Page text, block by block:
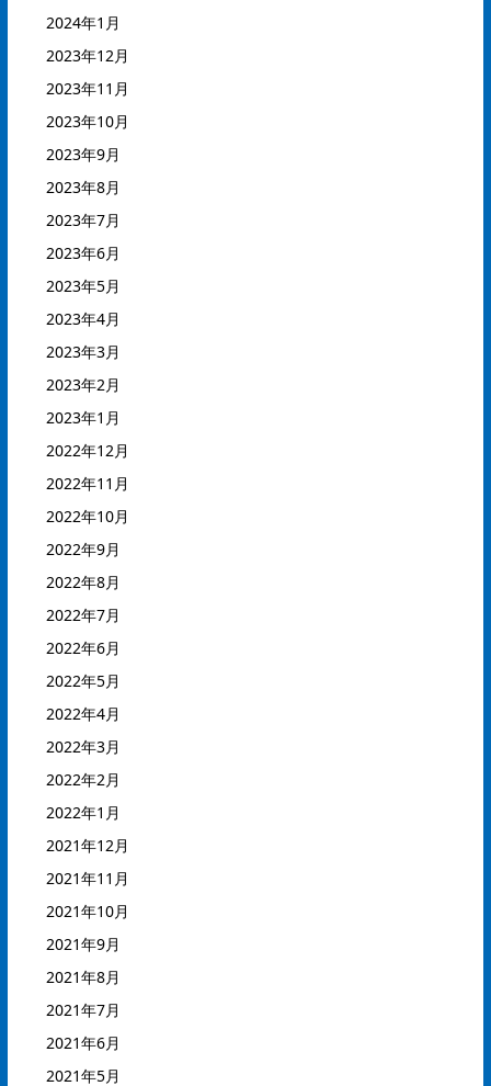
2024年1月
2023年12月
2023年11月
2023年10月
2023年9月
2023年8月
2023年7月
2023年6月
2023年5月
2023年4月
2023年3月
2023年2月
2023年1月
2022年12月
2022年11月
2022年10月
2022年9月
2022年8月
2022年7月
2022年6月
2022年5月
2022年4月
2022年3月
2022年2月
2022年1月
2021年12月
2021年11月
2021年10月
2021年9月
2021年8月
2021年7月
2021年6月
2021年5月